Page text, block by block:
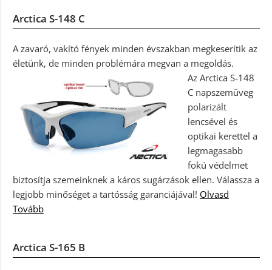
Arctica S-148 C
A zavaró, vakító fények minden évszakban megkeserítik az
életünk, de minden problémára megvan a megoldás.
Az Arctica S-148
C napszemüveg
polarizált
lencsével és
optikai kerettel a
legmagasabb
fokú védelmet
biztosítja szemeinknek a káros sugárzások ellen. Válassza a
legjobb minőséget a tartósság garanciájával! Olvasd
Tovább
Arctica S-165 B